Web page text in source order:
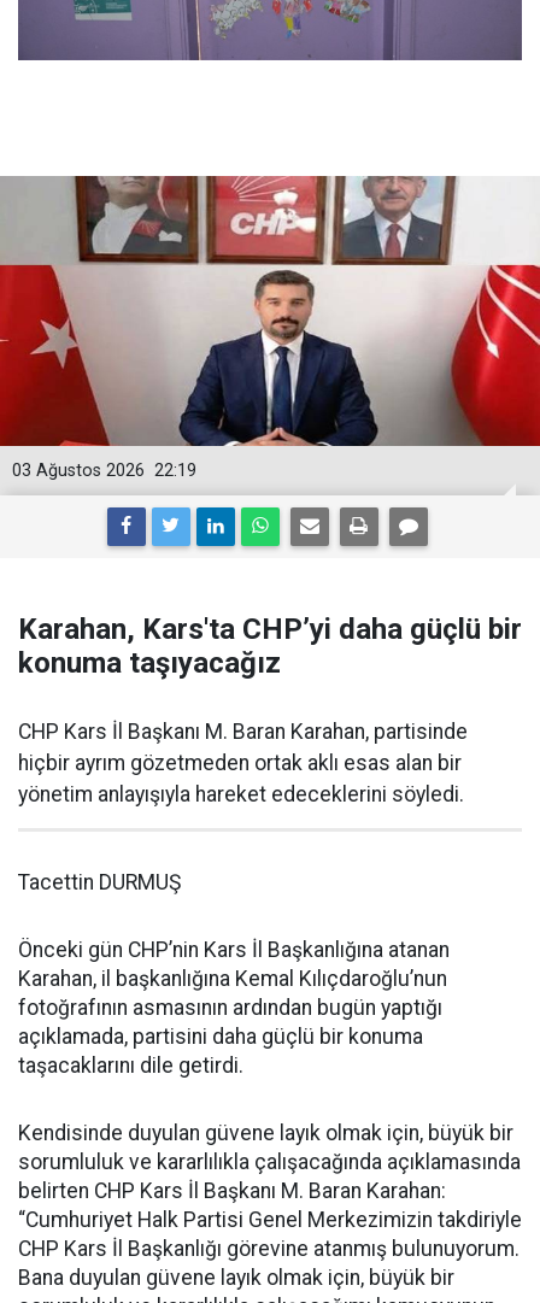
22:19
03 Ağustos 2026
Karahan, Kars'ta CHP’yi daha güçlü bir
konuma taşıyacağız
CHP Kars İl Başkanı M. Baran Karahan, partisinde
hiçbir ayrım gözetmeden ortak aklı esas alan bir
yönetim anlayışıyla hareket edeceklerini söyledi.
Tacettin DURMUŞ
Önceki gün CHP’nin Kars İl Başkanlığına atanan
Karahan, il başkanlığına Kemal Kılıçdaroğlu’nun
fotoğrafının asmasının ardından bugün yaptığı
açıklamada, partisini daha güçlü bir konuma
taşacaklarını dile getirdi.
Kendisinde duyulan güvene layık olmak için, büyük bir
sorumluluk ve kararlılıkla çalışacağında açıklamasında
belirten CHP Kars İl Başkanı M. Baran Karahan:
“Cumhuriyet Halk Partisi Genel Merkezimizin takdiriyle
CHP Kars İl Başkanlığı görevine atanmış bulunuyorum.
Bana duyulan güvene layık olmak için, büyük bir